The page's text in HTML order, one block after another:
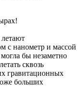
летают
с нанометр и массой
бы незаметно
сквозь
гравитационных
больших